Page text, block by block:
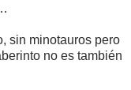
sin minotauros pero
no es también